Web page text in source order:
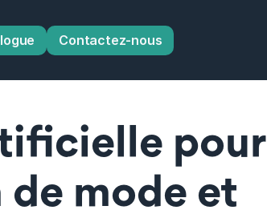
Contactez-nous
pour
mode et